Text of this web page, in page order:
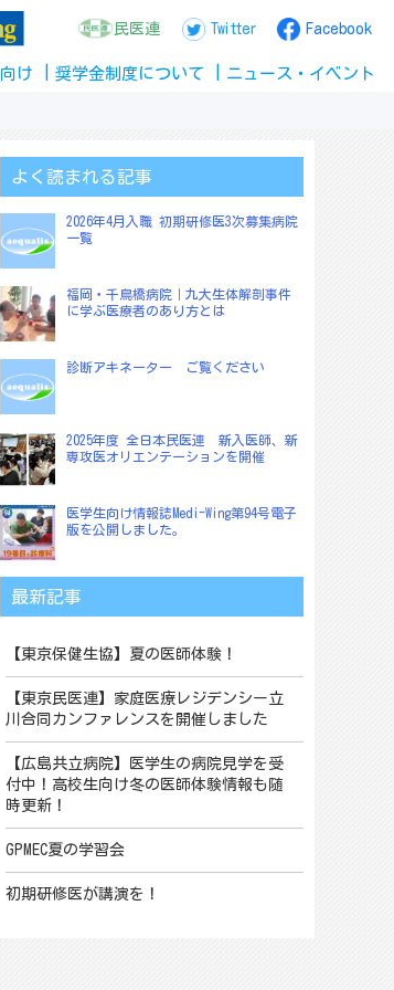
民医連 Twitter Facebook
向け 奨学金制度 について ニュース ・ イベント
よく読まれる記事
2026年4月入職 初期研修医3次募集病院
一覧
福岡・千鳥橋病院｜九大生体解剖事件
に学ぶ医療者のあり方とは
診断アキネーター ご覧ください
2025年度 全日本民医連 新入医師、新
専攻医オリエンテーションを開催
医学生向け情報誌Medi-Wing第94号電子
版を公開しました。
最新記事
【東京保健生協】夏の医師体験！
【東京民医連】家庭医療レジデンシー立
川合同カンファレンスを開催しました
【広島共立病院】医学生の病院見学を受
付中！高校生向け冬の医師体験情報も随
時更新！
GPMEC夏の学習会
初期研修医が講演を！